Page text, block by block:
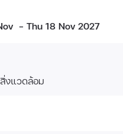
- Thu 18 Nov 2027
งแวดล้อม